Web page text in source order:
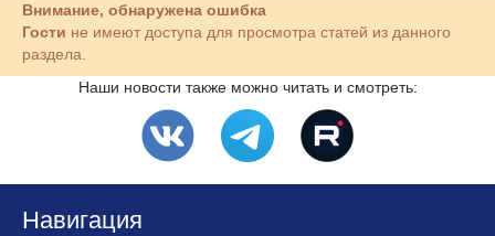
Внимание, обнаружена ошибка
Гости не имеют доступа для просмотра статей из данного
раздела.
Наши новости также можно читать и смотреть:
Навигация